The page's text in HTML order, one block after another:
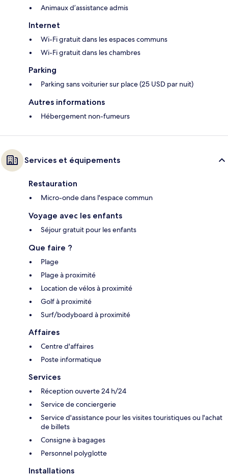
Animaux d’assistance admis
Internet
Wi-Fi gratuit dans les espaces communs
Wi-Fi gratuit dans les chambres
Parking
Parking sans voiturier sur place (25 USD par nuit)
Autres informations
Hébergement non-fumeurs
Services et équipements
Restauration
Micro-onde dans l'espace commun
Voyage avec les enfants
Séjour gratuit pour les enfants
Que faire ?
Plage
Plage à proximité
Location de vélos à proximité
Golf à proximité
Surf/bodyboard à proximité
Affaires
Centre d'affaires
Poste informatique
Services
Réception ouverte 24 h/24
Service de conciergerie
Service d'assistance pour les visites touristiques ou l'achat
de billets
Consigne à bagages
Personnel polyglotte
Installations